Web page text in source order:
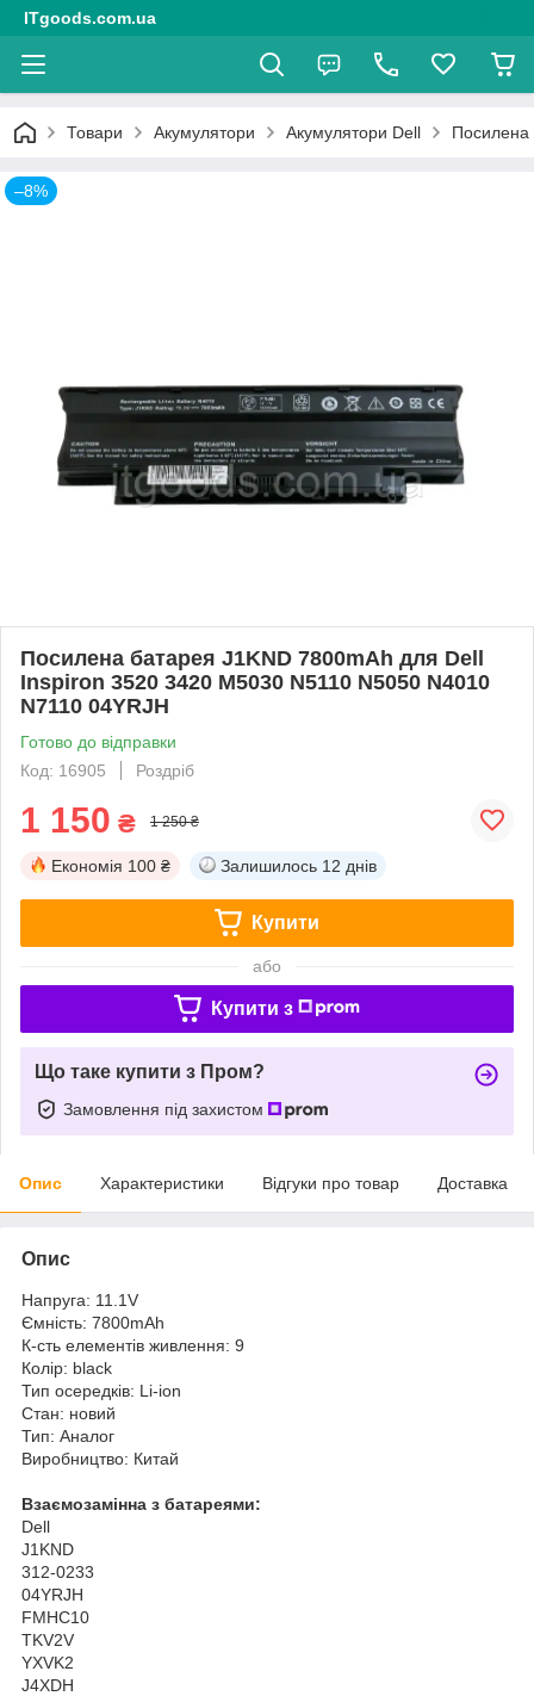
ITgoods.com.ua
Товари Акумулятори Акумулятори Dell Посилена
–8%
Посилена батарея J1KND 7800mAh для Dell
Inspiron 3520 3420 M5030 N5110 N5050 N4010
N7110 04YRJH
Готово до відправки
Код: 16905
Роздріб
1 150 ₴ 1 250 ₴
Економія 100 ₴ Залишилось 12 днів
Купити
або
Купити з
Що таке купити з Пром?
Замовлення під захистом
Опис Характеристики Відгуки про товар Доставка
Опис
Напруга: 11.1V
Ємність: 7800mAh
К-сть елементів живлення: 9
Колір: black
Тип осередків: Li-ion
Стан: новий
Тип: Аналог
Виробництво: Китай
Взаємозамінна з батареями:
Dell
J1KND
312-0233
04YRJH
FMHC10
TKV2V
YXVK2
J4XDH